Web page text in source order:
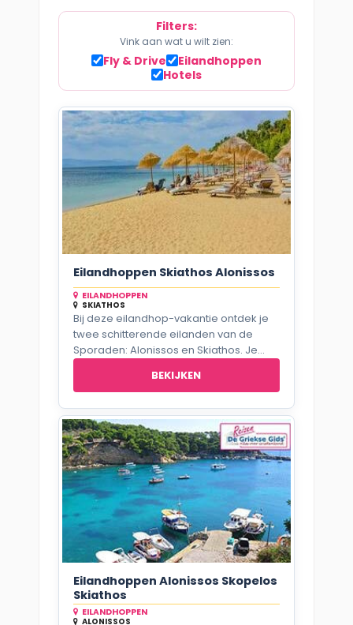
Filters:
Vink aan wat u wilt zien:
Fly & Drive
Eilandhoppen
Hotels
Eilandhoppen Skiathos Alonissos
EILANDHOPPEN
SKIATHOS
Bij deze eilandhop-vakantie ontdek je
twee schitterende eilanden van de
Sporaden: Alonissos en Skiathos. Je...
BEKIJKEN
Eilandhoppen Alonissos Skopelos
Skiathos
EILANDHOPPEN
ALONISSOS